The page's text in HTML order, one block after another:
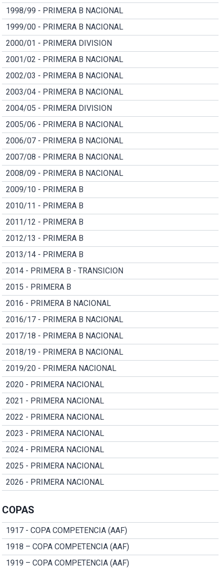
1998/99 - PRIMERA B NACIONAL
1999/00 - PRIMERA B NACIONAL
2000/01 - PRIMERA DIVISION
2001/02 - PRIMERA B NACIONAL
2002/03 - PRIMERA B NACIONAL
2003/04 - PRIMERA B NACIONAL
2004/05 - PRIMERA DIVISION
2005/06 - PRIMERA B NACIONAL
2006/07 - PRIMERA B NACIONAL
2007/08 - PRIMERA B NACIONAL
2008/09 - PRIMERA B NACIONAL
2009/10 - PRIMERA B
2010/11 - PRIMERA B
2011/12 - PRIMERA B
2012/13 - PRIMERA B
2013/14 - PRIMERA B
2014 - PRIMERA B - TRANSICION
2015 - PRIMERA B
2016 - PRIMERA B NACIONAL
2016/17 - PRIMERA B NACIONAL
2017/18 - PRIMERA B NACIONAL
2018/19 - PRIMERA B NACIONAL
2019/20 - PRIMERA NACIONAL
2020 - PRIMERA NACIONAL
2021 - PRIMERA NACIONAL
2022 - PRIMERA NACIONAL
2023 - PRIMERA NACIONAL
2024 - PRIMERA NACIONAL
2025 - PRIMERA NACIONAL
2026 - PRIMERA NACIONAL
COPAS
1917 - COPA COMPETENCIA (AAF)
1918 – COPA COMPETENCIA (AAF)
1919 – COPA COMPETENCIA (AAF)